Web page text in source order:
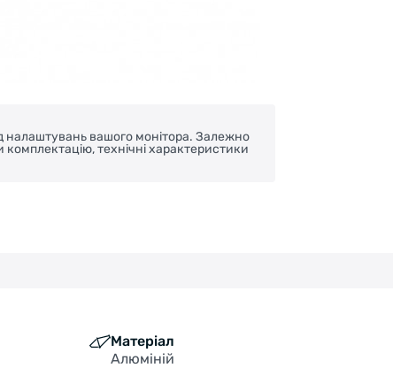
налаштувань вашого монітора. Залежно
технічні характеристики
Матеріал
Алюміній